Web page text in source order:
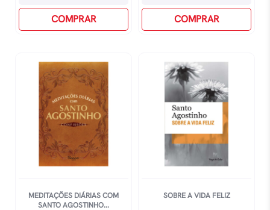
COMPRAR
Agostinho
COMPRAR
MEDITAÇÕES DIÁRIAS COM
SANTO AGOSTINHO...
SOBRE A VIDA FELIZ